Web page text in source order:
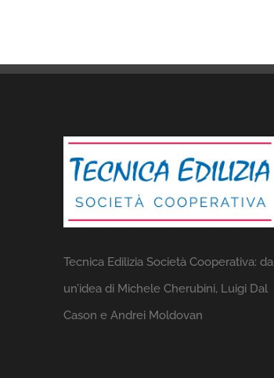
Tecnica Edilizia Società Cooperativa: da
un’idea di Michele Cherubini, Luigi Dal
Cason e Andrei Moldovan